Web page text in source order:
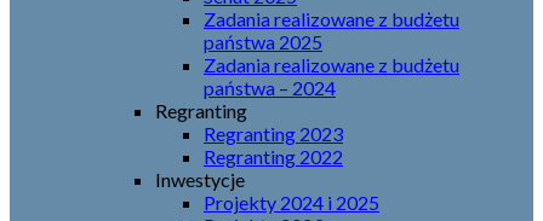
Zadania realizowane z budżetu
państwa 2025
Zadania realizowane z budżetu
państwa – 2024
Regranting
Regranting 2023
Regranting 2022
Inwestycje
Projekty 2024 i 2025